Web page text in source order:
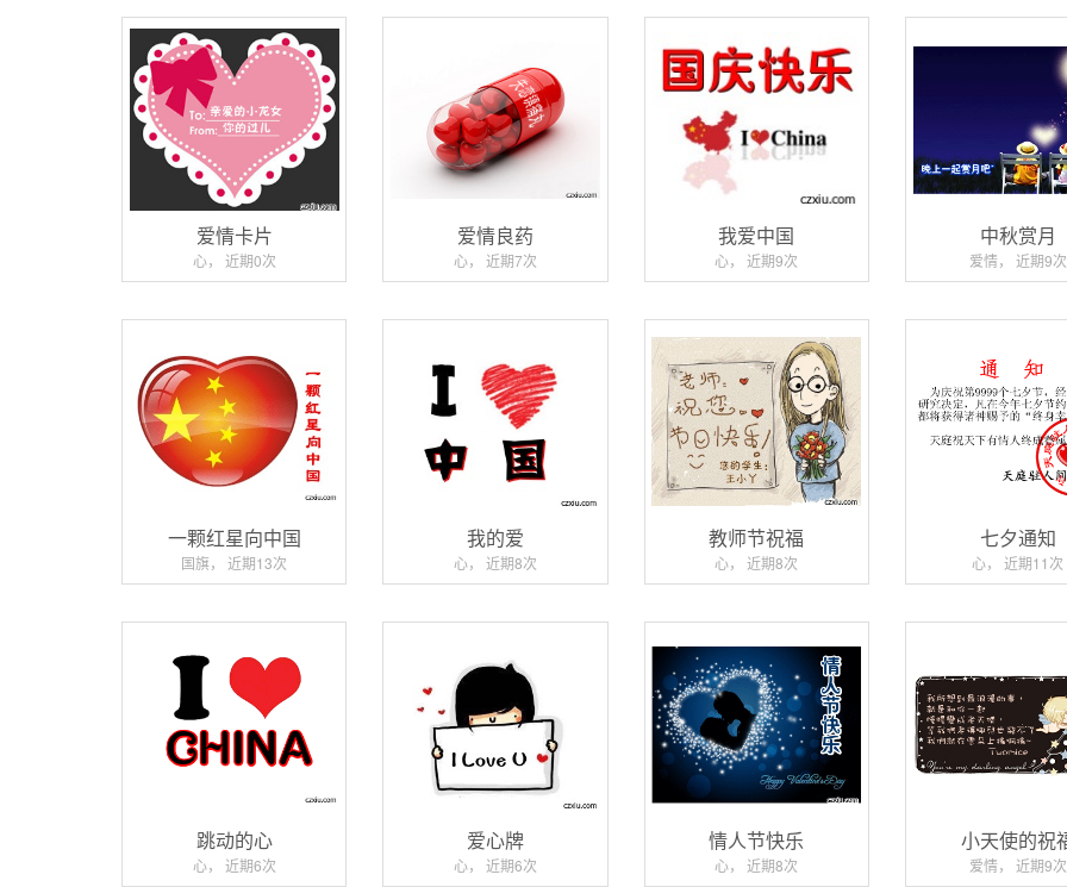
爱情卡片
心， 近期0次
爱情良药
心， 近期7次
我爱中国
心， 近期9次
中秋赏月
爱情， 近期9次
一颗红星向中国
国旗， 近期13次
我的爱
心， 近期8次
教师节祝福
心， 近期8次
七夕通知
心， 近期11次
跳动的心
心， 近期6次
爱心牌
心， 近期6次
情人节快乐
心， 近期8次
小天使的祝
爱情， 近期9次